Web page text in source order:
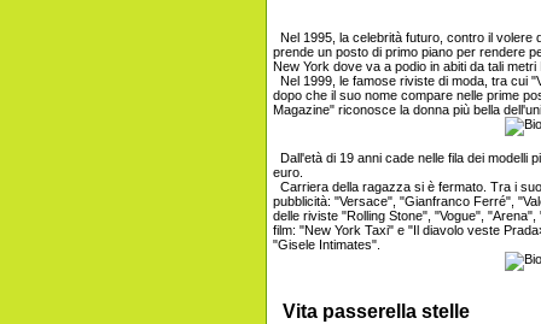
Nel 1995, la celebrità futuro, contro il volere
prende un posto di primo piano per rendere
New York dove va a podio in abiti da tali
Nel 1999, le famose riviste di moda, tra cui
dopo che il suo nome compare nelle prime
Magazine" riconosce la donna più bella
Dall'età di 19 anni cade nelle fila dei modelli
euro.
Carriera della ragazza si è fermato. Tra i
pubblicità: "Versace", "Gianfranco Ferré",
delle riviste "Rolling Stone", "Vogue",
film: "New York Taxi" e "Il diavolo veste
"Gisele Intimates".
Vita passerella stelle